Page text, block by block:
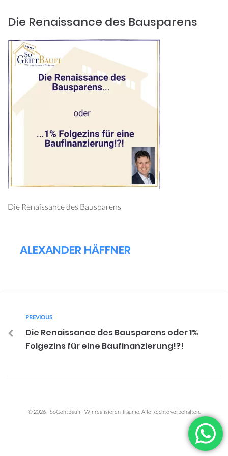
Die Renaissance des Bausparens
Die Renaissance des Bausparens
ALEXANDER HÄFFNER
PREVIOUS
Die Renaissance des Bausparens oder 1%
Folgezins für eine Baufinanzierung!?!
© 2026 - SoGehtBaufi - Wir realisieren Träume. Alle Rechte vorbehalten.